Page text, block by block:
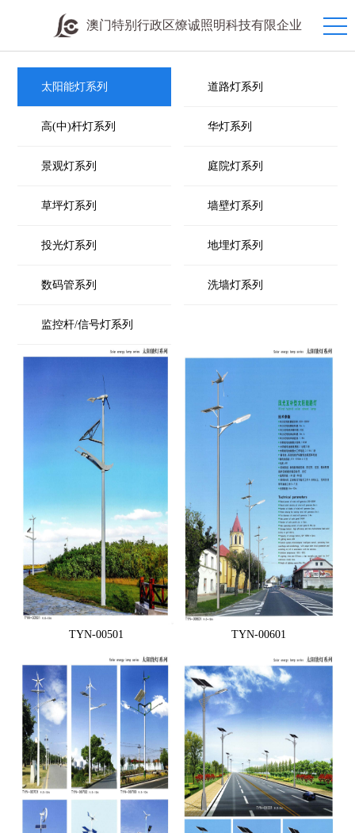
澳门特别行政区燎诚照明科技有限企业
太阳能灯系列 道路灯系列
高(中)杆灯系列 华灯系列
景观灯系列 庭院灯系列
草坪灯系列 墙壁灯系列
投光灯系列 地埋灯系列
数码管系列 洗墙灯系列
监控杆/信号灯系列
TYN-00501 TYN-00601